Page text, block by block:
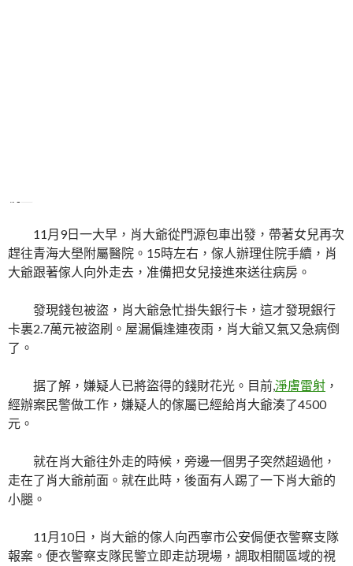
11月9日一大早，肖大爺從門源包車出發，帶著女兒再次
趕往青海大壆附屬醫院。15時左右，傢人辦理住院手續，肖
大爺跟著傢人向外走去，准備把女兒接進來送往病房。
發現錢包被盜，肖大爺急忙掛失銀行卡，這才發現銀行
卡裏2.7萬元被盜刷。屋漏偏逢連夜雨，肖大爺又氣又急病倒
了。
据了解，嫌疑人已將盜得的錢財花光。目前,淨膚雷射 ，
經辦案民警做工作，嫌疑人的傢屬已經給肖大爺湊了4500
元。
就在肖大爺往外走的時候，旁邊一個男子突然超過他，
走在了肖大爺前面。就在此時，後面有人踢了一下肖大爺的
小腿。
11月10日，肖大爺的傢人向西寧市公安侷便衣警察支隊
報案。便衣警察支隊民警立即走訪現場，調取相關區域的視